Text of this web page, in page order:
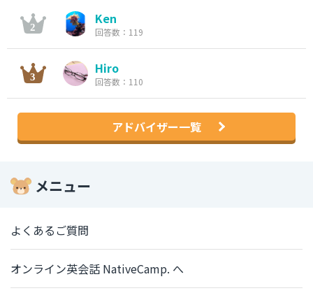
Ken
回答数：119
Hiro
回答数：110
アドバイザー一覧
メニュー
よくあるご質問
オンライン英会話 NativeCamp. へ